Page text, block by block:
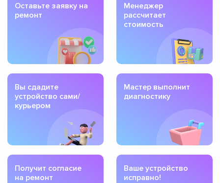
Оставьте заявку на
ремонт
Менеджер
рассчитает
стоимость
Вы сдадите
устройство сами/
курьером
Мастер выполнит
диагностику
Получит согласие
на ремонт
Ваше устройство
исправно!